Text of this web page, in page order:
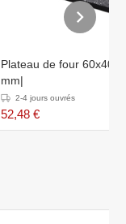
Plateau de four
mm|
2-4 jours ouvrés
52,48 €